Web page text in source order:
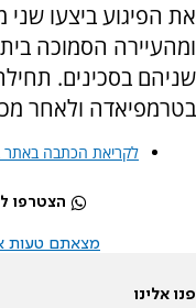
את הפיגוע ביצעו שני
ומהעיירה הסמוכה
שניהם בסכינים.
בטרמפיאדה ולאחר
לקריאת הכתבה באתר
הצטרפו
מצאתם טעות
פנו אלינו